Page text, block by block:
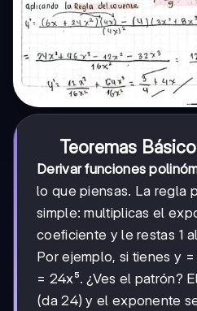
Teoremas
Derivar funciones
lo que piensas. La regla
simple: multiplicas el
coeficiente y le restas 1
Por ejemplo, si tienes y
= 24x⁵. ¿Ves el patrón?
(da 24) y el exponente